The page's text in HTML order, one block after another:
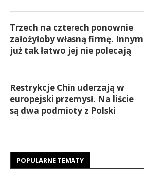
Trzech na czterech ponownie
założyłoby własną firmę. Innym
już tak łatwo jej nie polecają
Restrykcje Chin uderzają w
europejski przemysł. Na liście
są dwa podmioty z Polski
POPULARNE TEMATY